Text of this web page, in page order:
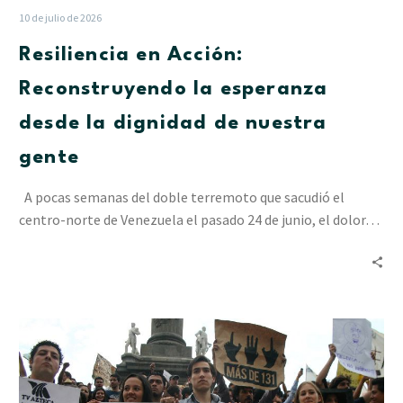
10 de julio de 2026
Resiliencia en Acción:
Reconstruyendo la esperanza
desde la dignidad de nuestra
gente
A pocas semanas del doble terremoto que sacudió el
centro-norte de Venezuela el pasado 24 de junio, el dolor…
La
incidencia
juvenil
en